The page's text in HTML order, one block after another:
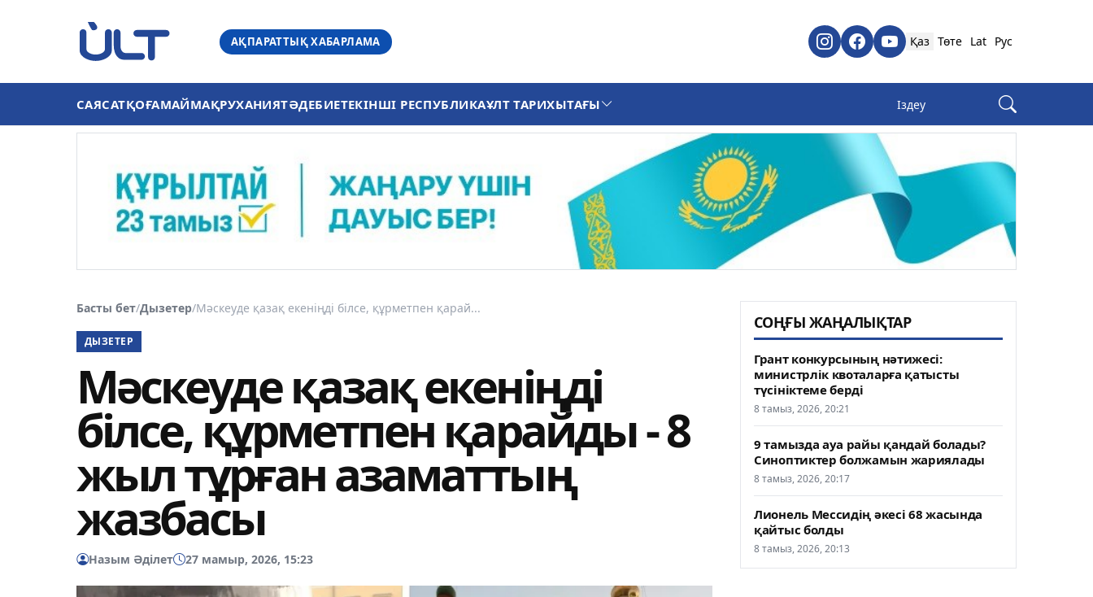
АҚПАРАТТЫҚ ХАБАРЛАМА Қаз Төте Lat Рус
САЯСАТҚОҒАМАЙМАҚРУХАНИЯТӘДЕБИЕТЕКІНШІ РЕСПУБЛИКАҰЛТ ТАРИХЫТАҒЫ
Басты бет/Дызетер/Мәскеуде қазақ екеніңді білсе, құрметпен қарай...
ДЫЗЕТЕР
Мәскеуде қазақ екеніңді
білсе, құрметпен қарайды - 8
жыл тұрған азаматтың
жазбасы
Назым Әділет 27 мамыр, 2026, 15:23
СОҢҒЫ ЖАҢАЛЫҚТАР
Грант конкурсының нәтижесі:
министрлік квоталарға қатысты
түсініктеме берді
8 тамыз, 2026, 20:21
9 тамызда ауа райы қандай болады?
Синоптиктер болжамын жариялады
8 тамыз, 2026, 20:17
Лионель Мессидің әкесі 68 жасында
қайтыс болды
8 тамыз, 2026, 20:13